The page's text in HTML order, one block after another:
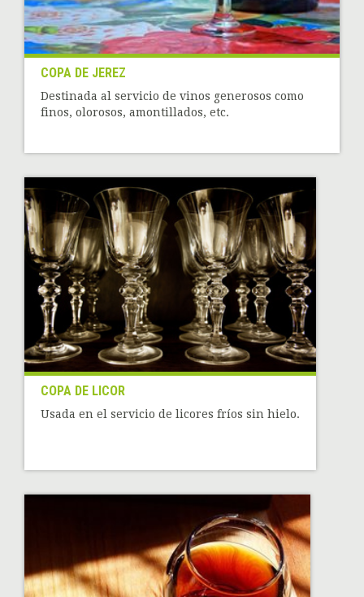
COPA DE JEREZ
Destinada al servicio de vinos generosos como
finos, olorosos, amontillados, etc.
COPA DE LICOR
Usada en el servicio de licores fríos sin hielo.